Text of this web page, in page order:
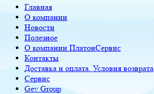
Главная
О компании
Новости
Полезное
О компании ПлатонСервис
Контакты
Доставка и оплата. Условия возврата
Сервис
Gev Group